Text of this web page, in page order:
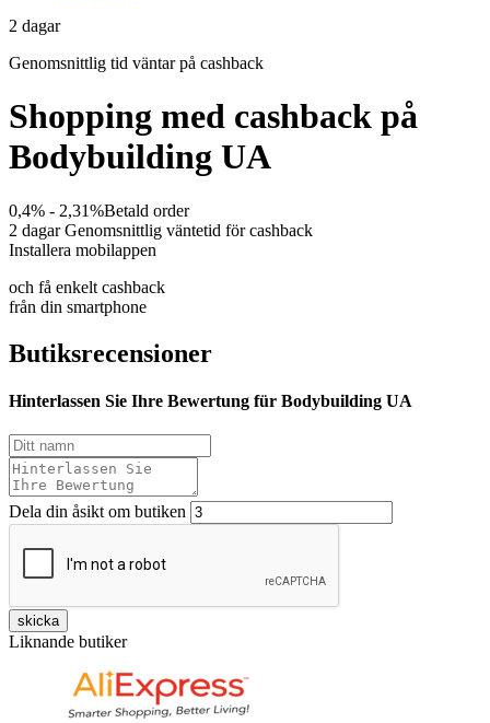
2 dagar
Genomsnittlig tid väntar på cashback
Shopping med cashback på
Bodybuilding UA
0,4% - 2,31%Betald order
2 dagar Genomsnittlig väntetid för cashback
Installera mobilappen
och få enkelt cashback
från din smartphone
Butiksrecensioner
Hinterlassen Sie Ihre Bewertung für Bodybuilding UA
Dela din åsikt om butiken
skicka
Liknande butiker